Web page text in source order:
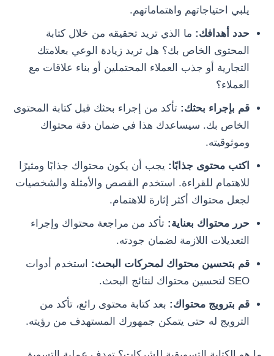
يلبي احتياجاتهم واهتماماتهم.
حدد أهدافك: ما الذي تريد تحقيقه من خلال كتابة
المحتوى الخاص بك؟ هل تريد زيادة الوعي بعلامتك
التجارية أو جذب العملاء المحتملين أو بناء علاقات مع
العملاء؟
قم بإجراء بحثك: تأكد من إجراء بحثك قبل كتابة المحتوى
الخاص بك. سيساعدك هذا في ضمان دقة محتواك
وموثوقيته.
اكتب محتوى جذابًا: يجب أن يكون محتواك جذابًا ومثيرًا
للاهتمام للقراءة. استخدم القصص والأمثلة والشخصيات
لجعل محتواك أكثر إثارة للاهتمام.
حرر محتواك بعناية: تأكد من مراجعة محتواك وإجراء
التعديلات اللازمة لضمان جودته.
قم بتحسين محتواك لمحركات البحث: استخدم أدوات
SEO لتحسين محتواك لنتائج البحث.
قم بترويج محتواك: بعد كتابة محتوى رائع، تأكد من
الترويج له حتى يتمكن جمهورك المستهدف من رؤيته.